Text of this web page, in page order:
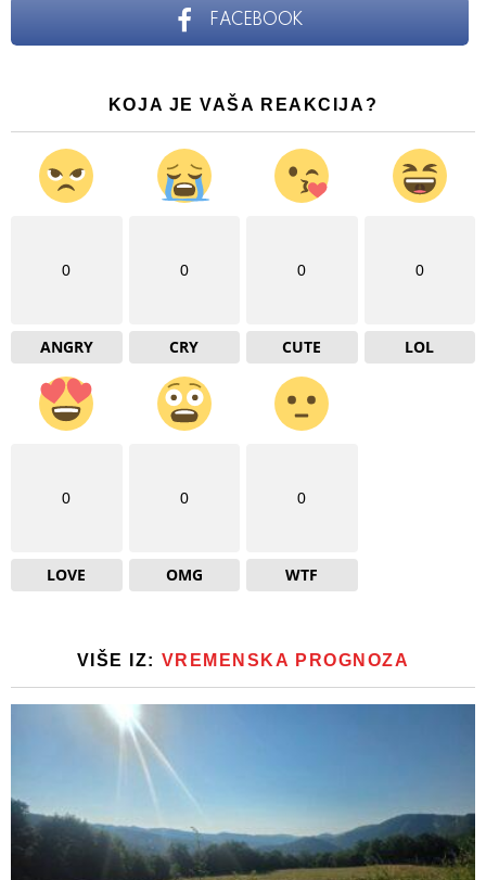
FACEBOOK
KOJA JE VAŠA REAKCIJA?
0
ANGRY
0
CRY
0
CUTE
0
LOL
0
LOVE
0
OMG
0
WTF
VIŠE IZ: VREMENSKA PROGNOZA